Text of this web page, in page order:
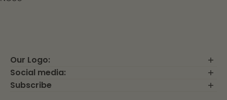
Our Logo:
Social media:
Venez vivre l'aventure avec nous ! Suivez-nous sur Instagram
Subscribe